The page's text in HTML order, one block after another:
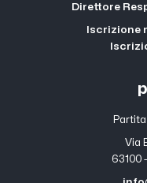
Direttore
Iscrizione
Via
63100